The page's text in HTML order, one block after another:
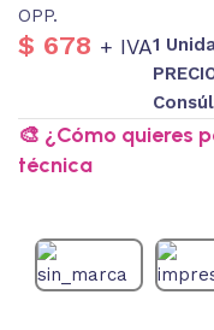
OPP.
$ 678 + IVA1
🎨 ¿Cómo quieres
técnica